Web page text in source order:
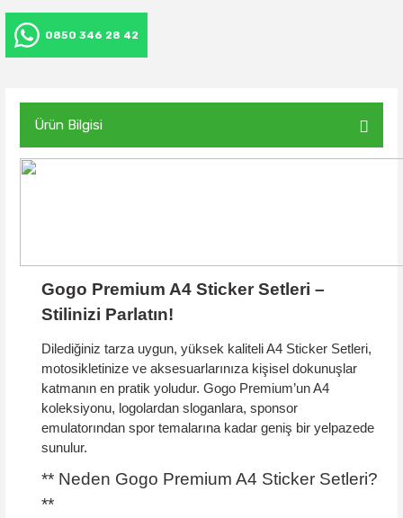
0850 346 28 42
Ürün Bilgisi
Gogo Premium A4 Sticker Setleri –
Stilinizi Parlatın!
Dilediğiniz tarza uygun, yüksek kaliteliA4 Sticker Setleri,
motosikletinize ve aksesuarlarınıza kişisel dokunuşlar
katmanın en pratik yoludur. Gogo Premium’un A4
koleksiyonu, logolardan sloganlara, sponsor
emulatorından spor temalarına kadar geniş bir yelpazede
sunulur.
** Neden Gogo Premium A4 Sticker Setleri?
**